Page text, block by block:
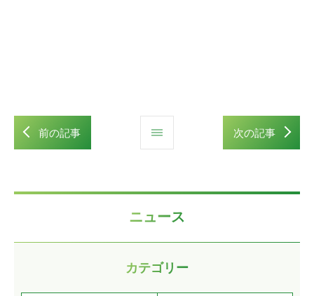
前の記事 次の記事
ニュース
カテゴリー